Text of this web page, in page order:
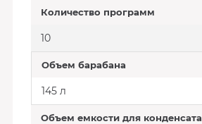
Количество программ
10
Объем барабана
145 л
Объем емкости для конденсата